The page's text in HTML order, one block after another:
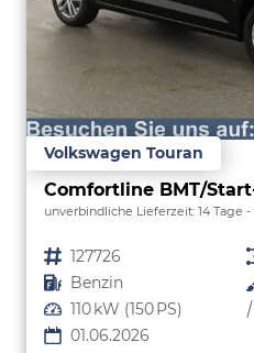
Volkswagen Touran
unverbindliche Lieferzeit: 14 Tage
Fahrzeugnr. 127726
Kraftstoff Benzin
Leistung 110 kW (150 PS)
01.06.2026